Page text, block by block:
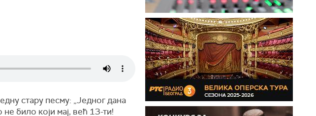
стару песму: „Једног дана
било који мај, већ 13-ти!